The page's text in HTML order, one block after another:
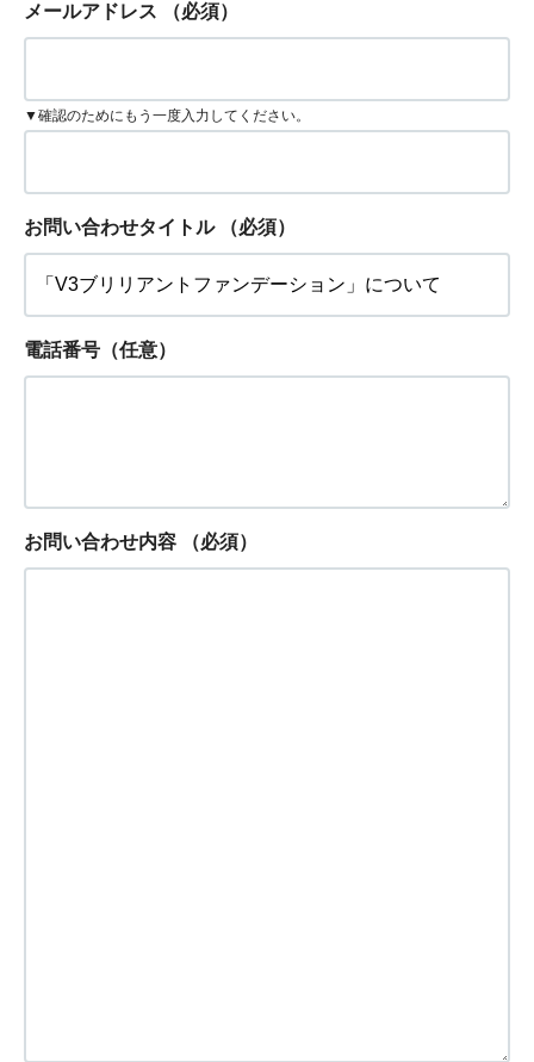
メールアドレス （必須）
▼確認のためにもう一度入力してください。
お問い合わせタイトル （必須）
電話番号（任意）
お問い合わせ内容 （必須）